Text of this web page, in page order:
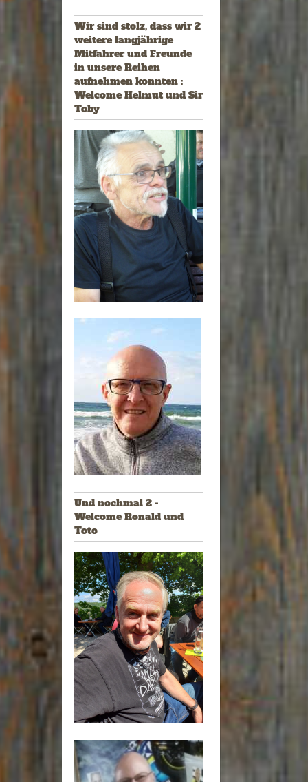
Wir sind stolz, dass wir 2
weitere langjährige
Mitfahrer und Freunde
in unsere Reihen
aufnehmen konnten :
Welcome Helmut und Sir
Toby
Und nochmal 2 -
Welcome Ronald und
Toto